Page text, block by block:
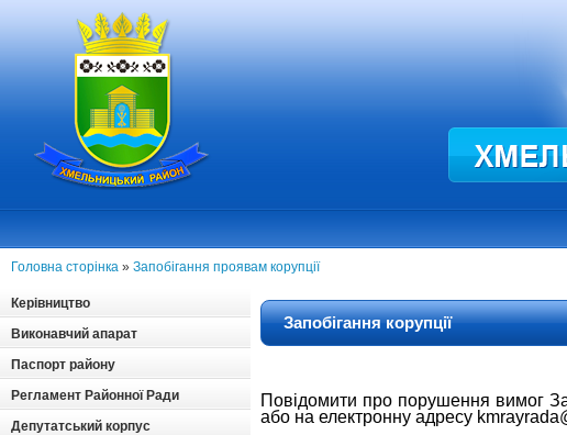
Головна сторінка » Запобігання проявам корупції
Керівництво
Виконавчий апарат
Паспорт району
Регламент Районної Ради
Депутатський корпус
Запобігання корупції
Повідомити про порушення вимог
або на електронну адресу